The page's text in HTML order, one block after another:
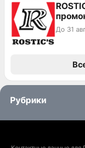
До 31
Рубрики